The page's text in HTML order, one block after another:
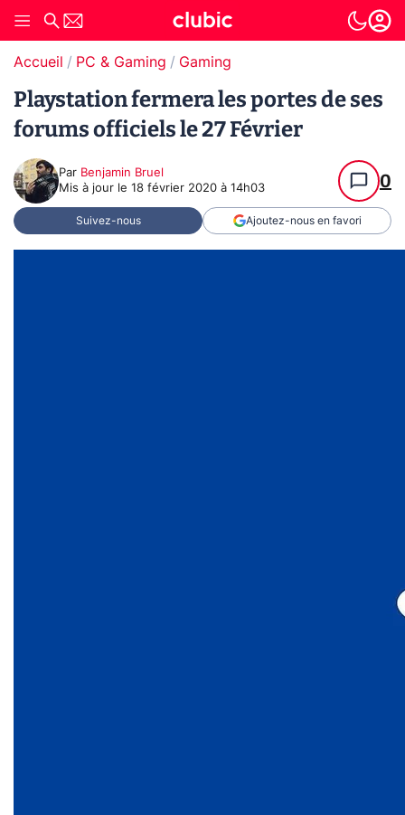
Accueil PC & Gaming Gaming
Playstation fermera les portes de ses
forums officiels le 27 Février
Par Benjamin Bruel
Mis à jour le 18 février 2020 à 14h03 0
Suivez-nous Ajoutez-nous en favori